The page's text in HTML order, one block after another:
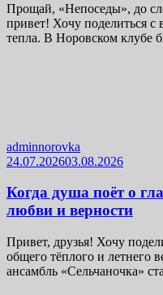
Прощай, «Непоседы», до
привет! Хочу поделиться с
тепла. В Норовском клубе
adminnorovka
24.07.202603.08.2026
Когда душа поёт о
любви и верности
Привет, друзья! Хочу
общего тёплого и летнего
ансамбль «Сельчаночка»